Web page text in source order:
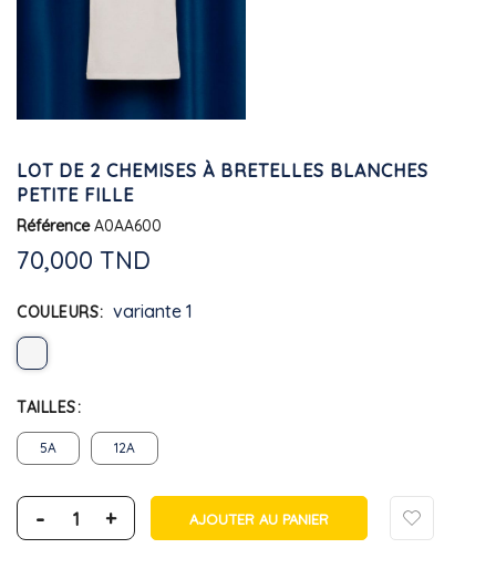
LOT DE 2 CHEMISES À BRETELLES BLANCHES
PETITE FILLE
Référence A0AA600
70,000 TND
COULEURS variante 1
TAILLES
5A 12A
- + AJOUTER AU PANIER